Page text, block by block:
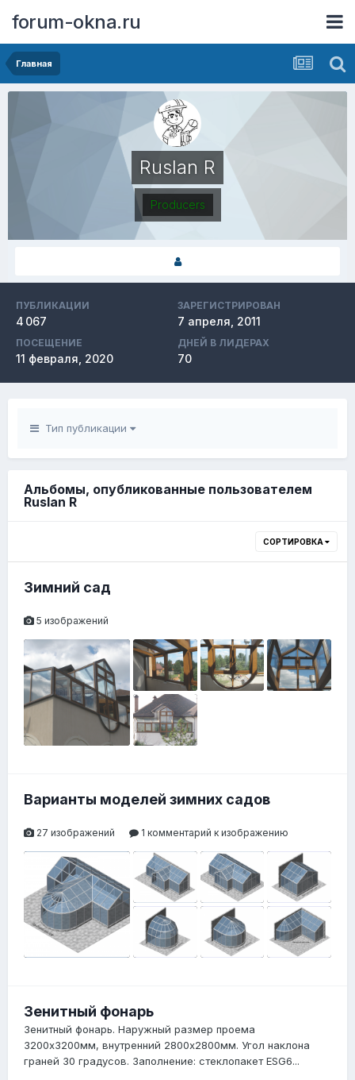
forum-okna.ru
Главная
Ruslan R
Producers
ПУБЛИКАЦИИ
4 067
ЗАРЕГИСТРИРОВАН
7 апреля, 2011
ПОСЕЩЕНИЕ
11 февраля, 2020
ДНЕЙ В ЛИДЕРАХ
70
Тип публикации
Альбомы, опубликованные пользователем
Ruslan R
СОРТИРОВКА
Зимний сад
5 изображений
Варианты моделей зимних садов
27 изображений 1 комментарий к изображению
Зенитный фонарь
Зенитный фонарь. Наружный размер проема
3200х3200мм, внутренний 2800х2800мм. Угол наклона
граней 30 градусов. Заполнение: стеклопакет ESG6...